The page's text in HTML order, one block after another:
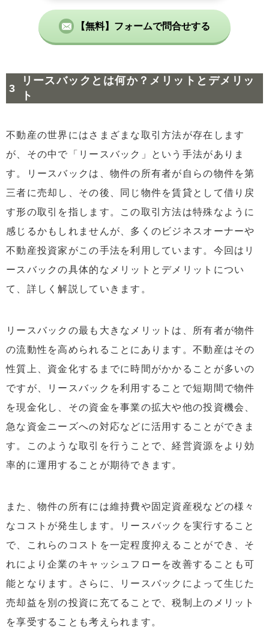
【無料】フォームで問合せする
リースバックとは何か？メリットとデメリッ
ト
不動産の世界にはさまざまな取引方法が存在します
が、その中で「リースバック」という手法がありま
す。リースバックは、物件の所有者が自らの物件を第
三者に売却し、その後、同じ物件を賃貸として借り戻
す形の取引を指します。この取引方法は特殊なように
感じるかもしれませんが、多くのビジネスオーナーや
不動産投資家がこの手法を利用しています。今回はリ
ースバックの具体的なメリットとデメリットについ
て、詳しく解説していきます。
リースバックの最も大きなメリットは、所有者が物件
の流動性を高められることにあります。不動産はその
性質上、資金化するまでに時間がかかることが多いの
ですが、リースバックを利用することで短期間で物件
を現金化し、その資金を事業の拡大や他の投資機会、
急な資金ニーズへの対応などに活用することができま
す。このような取引を行うことで、経営資源をより効
率的に運用することが期待できます。
また、物件の所有には維持費や固定資産税などの様々
なコストが発生します。リースバックを実行すること
で、これらのコストを一定程度抑えることができ、そ
れにより企業のキャッシュフローを改善することも可
能となります。さらに、リースバックによって生じた
売却益を別の投資に充てることで、税制上のメリット
を享受することも考えられます。